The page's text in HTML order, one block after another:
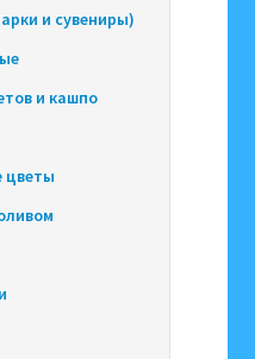
и сувениры)
и кашпо
цветы